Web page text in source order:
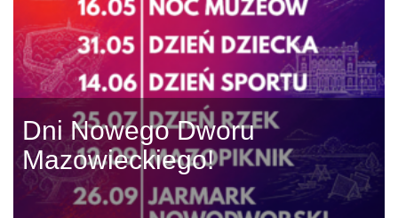
Dni Nowego Dworu
Mazowieckiego!